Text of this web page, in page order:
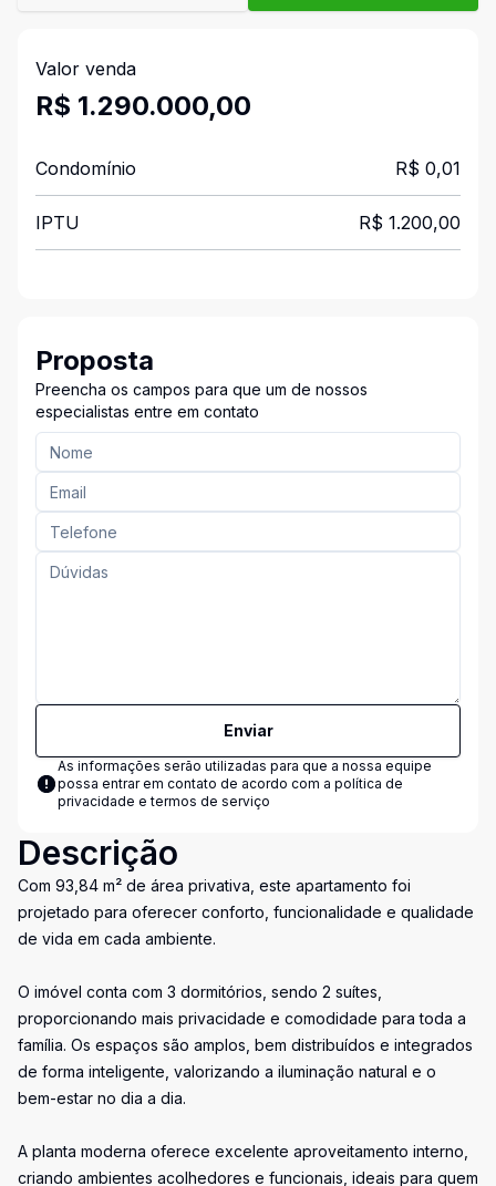
Valor venda
R$ 1.290.000,00
Condomínio R$ 0,01
IPTU R$ 1.200,00
Proposta
Preencha os campos para que um de nossos
especialistas entre em contato
Enviar
As informações serão utilizadas para que a nossa equipe
possa entrar em contato de acordo com a política de
privacidade e termos de serviço
Descrição
Com 93,84 m² de área privativa, este apartamento foi
projetado para oferecer conforto, funcionalidade e qualidade
de vida em cada ambiente.
O imóvel conta com 3 dormitórios, sendo 2 suítes,
proporcionando mais privacidade e comodidade para toda a
família. Os espaços são amplos, bem distribuídos e integrados
de forma inteligente, valorizando a iluminação natural e o
bem-estar no dia a dia.
A planta moderna oferece excelente aproveitamento interno,
criando ambientes acolhedores e funcionais, ideais para quem